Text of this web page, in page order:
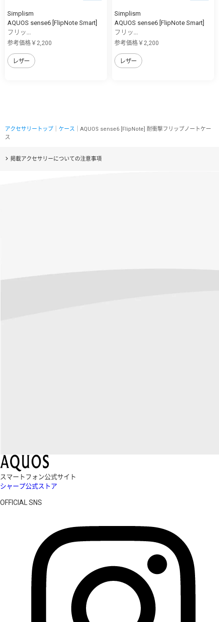
Simplism
AQUOS sense6 [FlipNote Smart]
フリッ...
参考価格￥2,200
レザー
Simplism
AQUOS sense6 [FlipNote Smart]
フリッ...
参考価格￥2,200
レザー
アクセサリートップ ケース ｜AQUOS sense6 [FlipNote] 耐衝撃フリップノートケー
ス
掲載アクセサリーについての注意事項
スマートフォン公式サイト
シャープ公式ストア
OFFICIAL SNS